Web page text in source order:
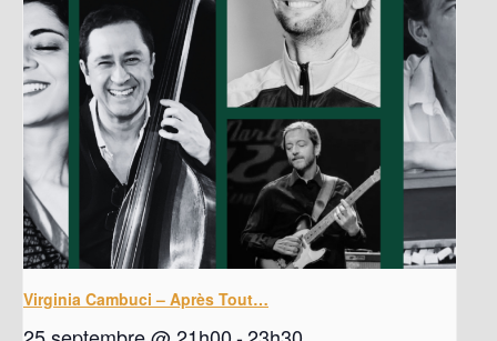
Virginia Cambuci – Après Tout…